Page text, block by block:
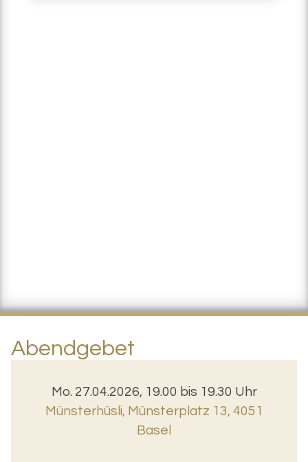
Abendgebet
Mo. 27.04.2026, 19.00 bis 19.30 Uhr
Münsterhüsli, Münsterplatz 13, 4051
Basel